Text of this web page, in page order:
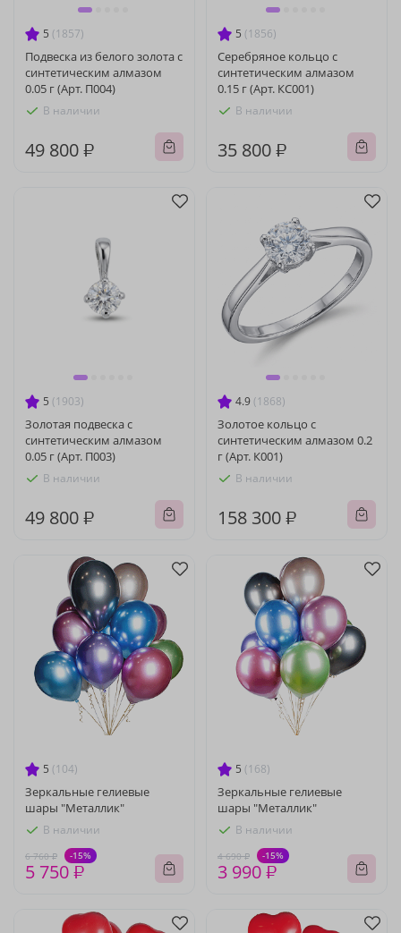
5 (1857)
Подвеска из белого золота с
синтетическим алмазом
0.05 г (Арт. П004)
В наличии
49 800 ₽
5 (1856)
Серебряное кольцо с
синтетическим алмазом
0.15 г (Арт. КС001)
В наличии
35 800 ₽
5 (1903)
Золотая подвеска с
синтетическим алмазом
0.05 г (Арт. П003)
В наличии
49 800 ₽
4.9 (1868)
Золотое кольцо с
синтетическим алмазом 0.2
г (Арт. К001)
В наличии
158 300 ₽
5 (104)
Зеркальные гелиевые
шары "Металлик"
В наличии
6 760 ₽ -15%
5 750 ₽
5 (168)
Зеркальные гелиевые
шары "Металлик"
В наличии
4 690 ₽ -15%
3 990 ₽